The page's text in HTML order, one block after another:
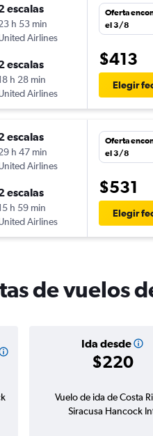
escalas
h 53 min
Airlines
escalas
h 28 min
Airlines
Oferta
el 3/8
$413
Elegir
escalas
h 47 min
Airlines
escalas
h 59 min
Airlines
Oferta
el 3/8
$531
Elegir
de vuelos
Ida desde
$220
Vuelo de ida de Costa
Siracusa Hancock